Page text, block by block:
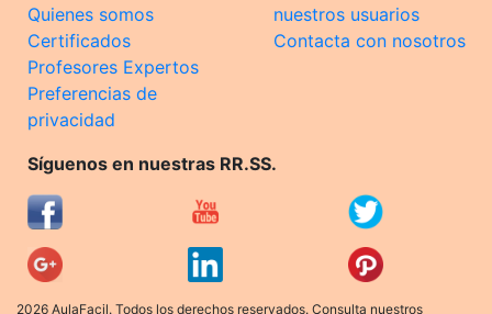
Quienes somos
Certificados
Profesores Expertos
Preferencias de
privacidad
nuestros usuarios
Contacta con nosotros
Síguenos en nuestras RR.SS.
2026 AulaFacil. Todos los derechos reservados. Consulta nuestros